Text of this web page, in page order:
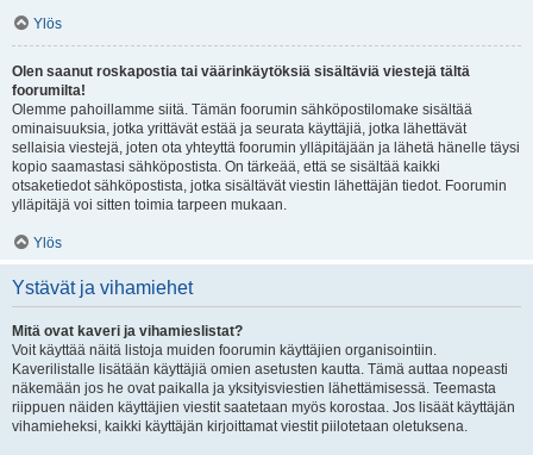
Ylös
Olen saanut roskapostia tai väärinkäytöksiä sisältäviä viestejä tältä
foorumilta!
Olemme pahoillamme siitä. Tämän foorumin sähköpostilomake sisältää
ominaisuuksia, jotka yrittävät estää ja seurata käyttäjiä, jotka lähettävät
sellaisia viestejä, joten ota yhteyttä foorumin ylläpitäjään ja lähetä hänelle täysi
kopio saamastasi sähköpostista. On tärkeää, että se sisältää kaikki
otsaketiedot sähköpostista, jotka sisältävät viestin lähettäjän tiedot. Foorumin
ylläpitäjä voi sitten toimia tarpeen mukaan.
Ylös
Ystävät ja vihamiehet
Mitä ovat kaveri ja vihamieslistat?
Voit käyttää näitä listoja muiden foorumin käyttäjien organisointiin.
Kaverilistalle lisätään käyttäjiä omien asetusten kautta. Tämä auttaa nopeasti
näkemään jos he ovat paikalla ja yksityisviestien lähettämisessä. Teemasta
riippuen näiden käyttäjien viestit saatetaan myös korostaa. Jos lisäät käyttäjän
vihamieheksi, kaikki käyttäjän kirjoittamat viestit piilotetaan oletuksena.